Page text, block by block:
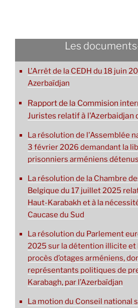
Les
L'Arrêt de la CEDH du 18 juin
Azerbaïdjan
Rapport de la Commision
Juristes relatif à l'Azerbaidjan
La résolution de l'Assemblée
3 février 2026 demandant la
prisonniers arméniens
La résolution de la Chambre
Belgique du 17 juillet 2025
Haut-Karabakh et à la
Caucase du Sud
La résolution du Parlement
2025 sur la détention illicite et
procès d’otages arméniens,
représentants politiques de
Karabagh, par l’Azerbaïdjan
La motion du Conseil national